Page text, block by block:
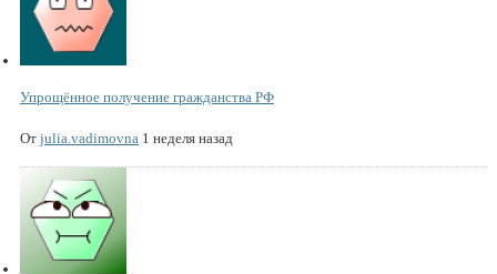
Упрощённое получение гражданства РФ
От julia.vadimovna 1 неделя назад